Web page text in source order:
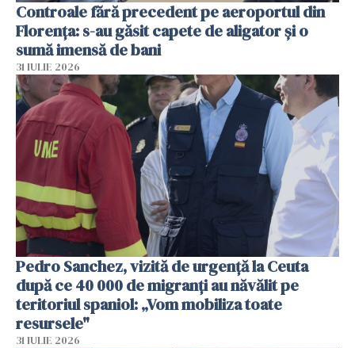
Controale fără precedent pe aeroportul din
Florența: s-au găsit capete de aligator și o
sumă imensă de bani
31 IULIE 2026
Pedro Sanchez, vizită de urgență la Ceuta
după ce 40 000 de migranți au năvălit pe
teritoriul spaniol: „Vom mobiliza toate
resursele"
31 IULIE 2026